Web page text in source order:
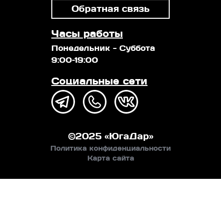
Обратная связь
Часы работы
Понедельник - Суббота
9:00–19:00
Социальные сети
©2025«ЮгаДар»
Политика конфиденциальности
Карта сайта